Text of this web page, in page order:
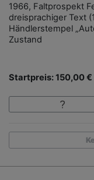
1966, Faltprospekt
dreisprachiger Text
Händlerstempel
Zustand
Startpreis: 150,00 €